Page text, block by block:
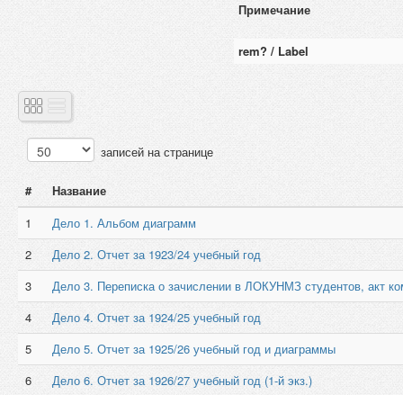
Примечание
rem? / Label
записей на странице
#
Название
1
Дело 1. Альбом диаграмм
2
Дело 2. Отчет за 1923/24 учебный год
3
Дело 3. Переписка о зачислении в ЛОКУНМЗ студентов, акт
4
Дело 4. Отчет за 1924/25 учебный год
5
Дело 5. Отчет за 1925/26 учебный год и диаграммы
6
Дело 6. Отчет за 1926/27 учебный год (1-й экз.)